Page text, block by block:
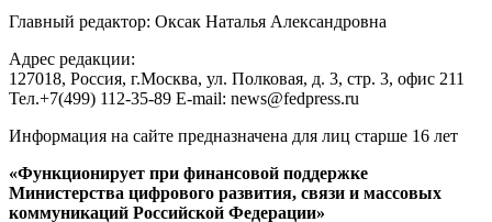
Главный редактор: Оксак Наталья Александровна
Адрес редакции:
127018, Россия, г.Москва, ул. Полковая, д. 3, стр. 3, офис 211
Тел.+7(499) 112-35-89 E-mail: news@fedpress.ru
Информация на сайте предназначена для лиц старше 16 лет
«Функционирует при финансовой поддержке
Министерства цифрового развития, связи и массовых
коммуникаций Российской Федерации»